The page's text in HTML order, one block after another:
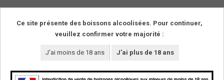
274
Ce site présente des boissons alcoolisées. Pour continuer,
veuillez confirmer votre majorité :
J'ai moins de 18 ans J'ai plus de 18 ans